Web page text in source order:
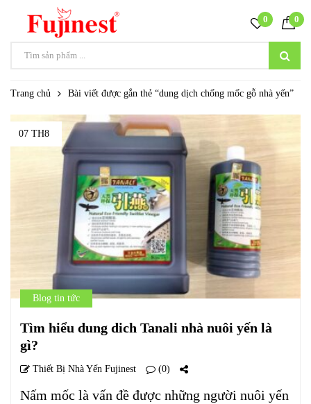
0 0
Trang chủ Bài viết được gắn thẻ “dung dịch chống mốc gỗ nhà yến”
07 TH8
Blog tin tức
Tìm hiểu dung dich Tanali nhà nuôi yến là
gì?
Thiết Bị Nhà Yến Fujinest (0)
Nấm mốc là vấn đề được những người nuôi yến